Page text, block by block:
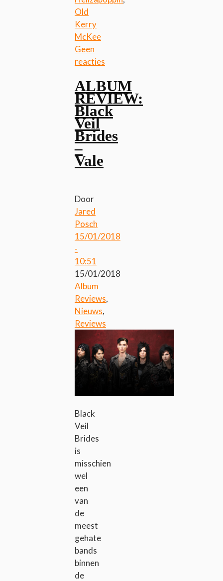
Old
Kerry
McKee
Geen
reacties
ALBUM
REVIEW:
Black
Veil
Brides
–
Vale
Door
Jared
Posch
15/01/2018
-
10:51
15/01/2018
Album
Reviews,
Nieuws,
Reviews
Black
Veil
Brides
is
misschien
wel
een
van
de
meest
gehate
bands
binnen
de